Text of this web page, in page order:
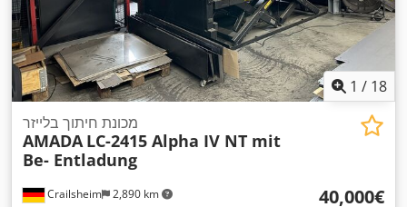
1 / 18
Crailsheim 2,890 km
מכונת חיתוך בלייזר
AMADA LC-2415 Alpha IV NT mit
Be- Entladung
‏40,000 ‏€